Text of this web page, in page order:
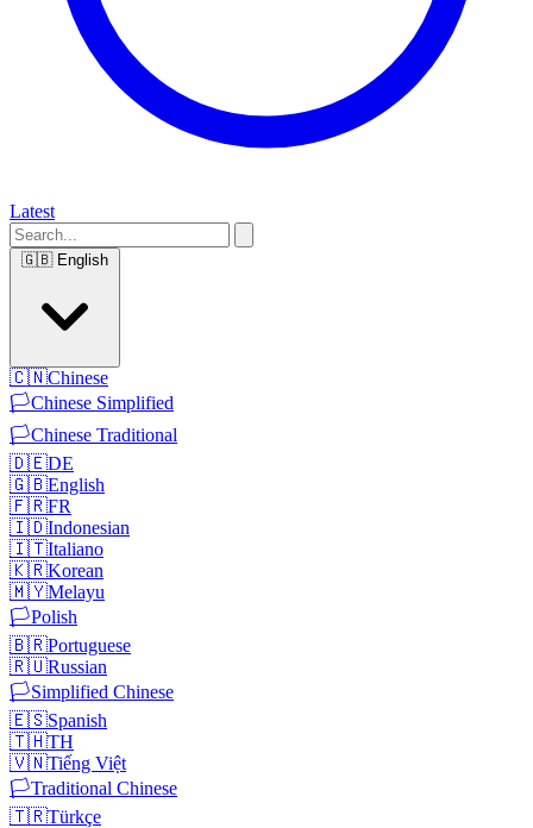
Latest
🇬🇧 English
🇨🇳Chinese
🏳️Chinese Simplified
🏳️Chinese Traditional
🇩🇪DE
🇬🇧English
🇫🇷FR
🇮🇩Indonesian
🇮🇹Italiano
🇰🇷Korean
🇲🇾Melayu
🏳️Polish
🇧🇷Portuguese
🇷🇺Russian
🏳️Simplified Chinese
🇪🇸Spanish
🇹🇭TH
🇻🇳Tiếng Việt
🏳️Traditional Chinese
🇹🇷Türkçe